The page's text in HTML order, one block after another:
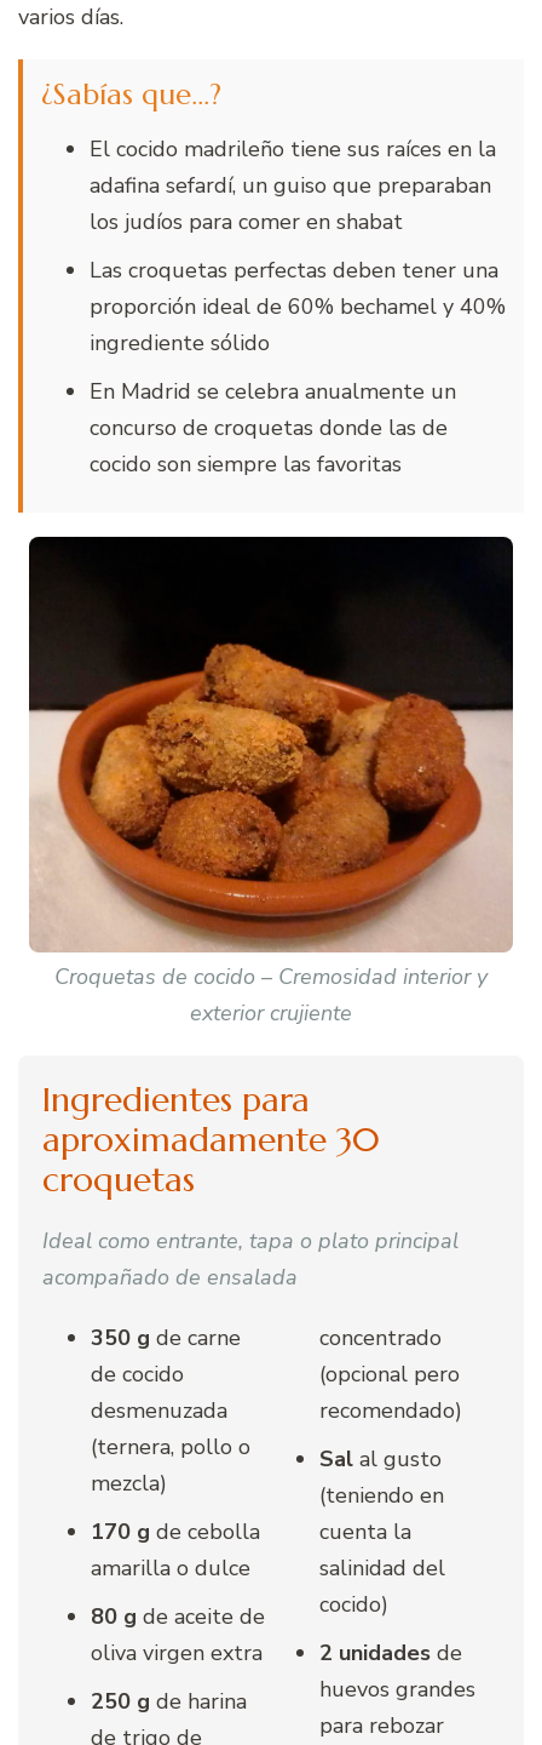
varios días.
¿Sabías que…?
El cocido madrileño tiene sus raíces en la
adafina sefardí, un guiso que preparaban
los judíos para comer en shabat
Las croquetas perfectas deben tener una
proporción ideal de 60% bechamel y 40%
ingrediente sólido
En Madrid se celebra anualmente un
concurso de croquetas donde las de
cocido son siempre las favoritas
Croquetas de cocido – Cremosidad interior y
exterior crujiente
Ingredientes para
aproximadamente 30
croquetas
Ideal como entrante, tapa o plato principal
acompañado de ensalada
350 g de carne
de cocido
desmenuzada
(ternera, pollo o
mezcla)
170 g de cebolla
amarilla o dulce
80 g de aceite de
oliva virgen extra
250 g de harina
de trigo de
concentrado
(opcional pero
recomendado)
Sal al gusto
(teniendo en
cuenta la
salinidad del
cocido)
2 unidades de
huevos grandes
para rebozar